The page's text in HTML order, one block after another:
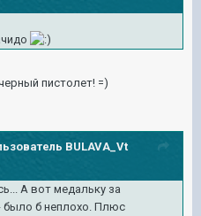
пистолет! =)
BULAVA_Vt
А вот медальку за
было б неплохо. Плюс